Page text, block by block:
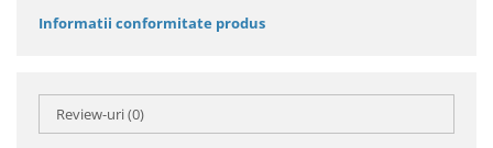
Informatii conformitate produs
Review-uri(0)